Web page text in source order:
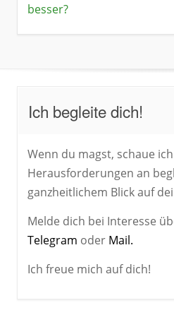
besser?
Ich begleite dich!
Wenn du magst, schaue
Herausforderungen an
ganzheitlichem Blick auf
Melde dich bei Interesse
Telegram oder Mail.
Ich freue mich auf dich!